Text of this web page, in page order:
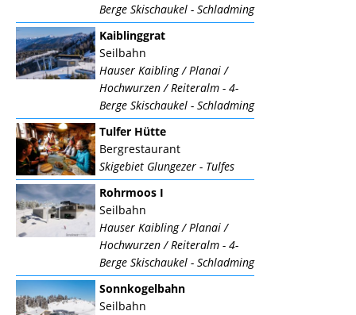
Berge Skischaukel - Schladming
Kaiblinggrat
Seilbahn
Hauser Kaibling / Planai /
Hochwurzen / Reiteralm - 4-
Berge Skischaukel - Schladming
Tulfer Hütte
Bergrestaurant
Skigebiet Glungezer - Tulfes
Rohrmoos I
Seilbahn
Hauser Kaibling / Planai /
Hochwurzen / Reiteralm - 4-
Berge Skischaukel - Schladming
Sonnkogelbahn
Seilbahn